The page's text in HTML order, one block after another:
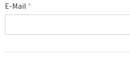
E-Mail *